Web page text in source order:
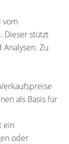
vom
Dieser stützt
Zu
als Basis für
ein
oder